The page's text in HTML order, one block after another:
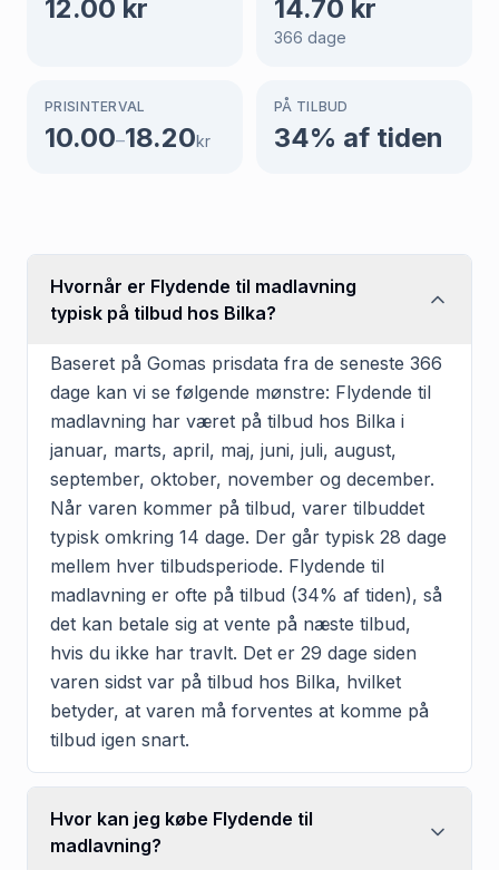
12.00 kr 14.70 kr
366 dage
PRISINTERVAL
10.00–18.20kr
PÅ TILBUD
34% af tiden
Hvornår er Flydende til madlavning
typisk på tilbud hos Bilka?
Baseret på Gomas prisdata fra de seneste 366
dage kan vi se følgende mønstre: Flydende til
madlavning har været på tilbud hos Bilka i
januar, marts, april, maj, juni, juli, august,
september, oktober, november og december.
Når varen kommer på tilbud, varer tilbuddet
typisk omkring 14 dage. Der går typisk 28 dage
mellem hver tilbudsperiode. Flydende til
madlavning er ofte på tilbud (34% af tiden), så
det kan betale sig at vente på næste tilbud,
hvis du ikke har travlt. Det er 29 dage siden
varen sidst var på tilbud hos Bilka, hvilket
betyder, at varen må forventes at komme på
tilbud igen snart.
Hvor kan jeg købe Flydende til
madlavning?